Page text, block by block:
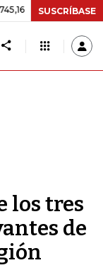
+0,58%
SUSCRÍBASE
los tres
de